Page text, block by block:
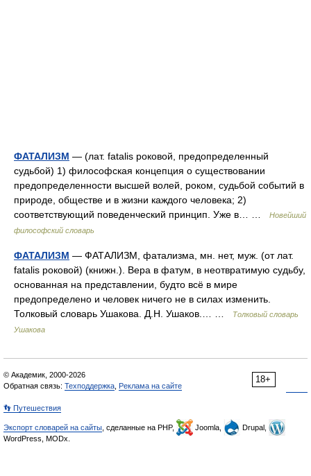
ФАТАЛИЗМ — (лат. fatalis роковой, предопределенный
судьбой) 1) философская концепция о существовании
предопределенности высшей волей, роком, судьбой событий в
природе, обществе и в жизни каждого человека; 2)
соответствующий поведенческий принцип. Уже в… …
Новейший
философский словарь
ФАТАЛИЗМ — ФАТАЛИЗМ, фатализма, мн. нет, муж. (от лат.
fatalis роковой) (книжн.). Вера в фатум, в неотвратимую судьбу,
основанная на представлении, будто всё в мире
предопределено и человек ничего не в силах изменить.
Толковый словарь Ушакова. Д.Н. Ушаков.… …
Толковый словарь
Ушакова
18+
© Академик, 2000-2026
Обратная связь: Техподдержка Реклама на сайте
👣 Путешествия
Экспорт словарей на сайты , сделанные на PHP, Joomla,
Drupal,
WordPress, MODx.